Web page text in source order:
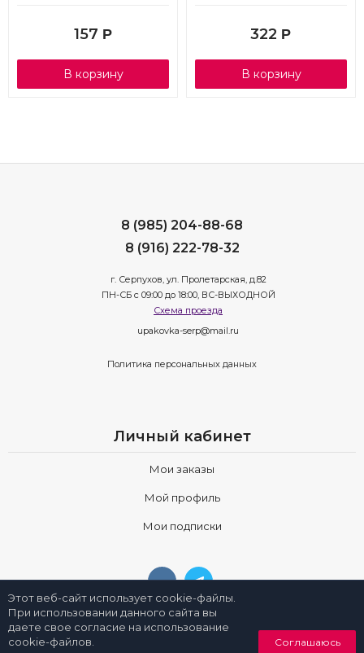
157 Р
В корзину
322 Р
В корзину
8 (985) 204-88-68
8 (916) 222-78-32
г. Серпухов, ул. Пролетарская, д.82
ПН-СБ с 09:00 до 18:00, ВС-ВЫХОДНОЙ
Схема проезда
upakovka-serp@mail.ru
Политика персональных данных
Личный кабинет
Мои заказы
Мой профиль
Мои подписки
0
Этот веб-сайт использует cookie-файлы.
При использовании данного сайта вы
даете свое согласие на использование
cookie-файлов.
Соглашаюсь